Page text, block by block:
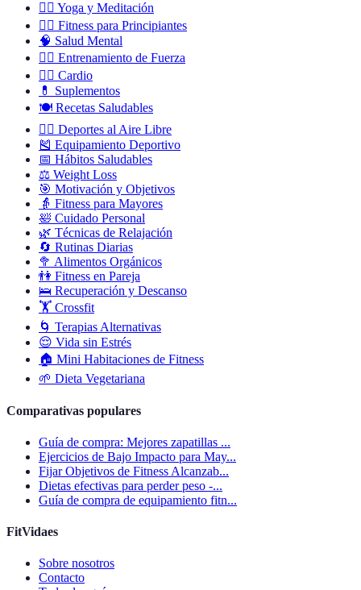
🧘‍♀️ Yoga y Meditación
🚶‍♂️ Fitness para Principiantes
🧠 Salud Mental
🏋️‍♂️ Entrenamiento de Fuerza
🏃‍♀️ Cardio
💊
Suplementos
🍽️ Recetas Saludables
🚴‍♀️ Deportes al Aire Libre
🎽 Equipamiento Deportivo
📅 Hábitos Saludables
⚖️ Weight Loss
🎯 Motivación y Objetivos
👵 Fitness para Mayores
🛀 Cuidado Personal
🌿 Técnicas de Relajación
🔄 Rutinas Diarias
🥦 Alimentos Orgánicos
👫 Fitness en Pareja
🛌 Recuperación y Descanso
🏋️ Crossfit
🌀 Terapias Alternativas
😌 Vida sin Estrés
🏠 Mini Habitaciones de Fitness
🌱 Dieta Vegetariana
Comparativas populares
Guía de compra: Mejores zapatillas ...
Ejercicios de Bajo Impacto para May...
Fijar Objetivos de Fitness Alcanzab...
Dietas efectivas para perder peso -...
Guía de compra de equipamiento fitn...
FitVidaes
Sobre nosotros
Contacto